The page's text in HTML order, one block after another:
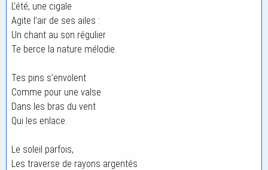
L’été, une cigale
Agite l’air de ses ailes :
Un chant au son régulier
Te berce la nature mélodie.
Tes pins s’envolent
Comme pour une valse
Dans les bras du vent
Qui les enlace.
Le soleil parfois,
Les traverse de rayons argentés